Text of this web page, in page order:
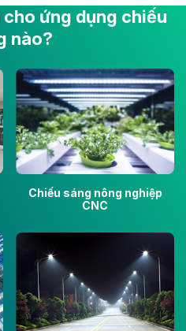
ứng dụng chiếu
nào?
Chiếu sáng nông nghiệp
CNC